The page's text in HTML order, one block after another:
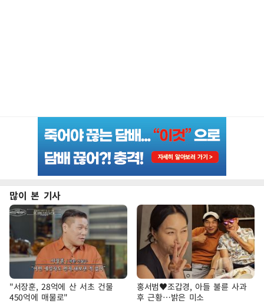
많이 본 기사
"서장훈, 28억에 산 서초 건물
450억에 매물로"
홍서범♥조갑경, 아들 불륜 사과
후 근황…밝은 미소